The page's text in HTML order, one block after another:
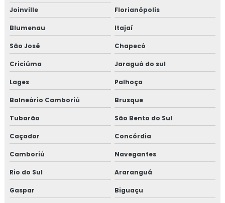
Joinville
Florianópolis
Blumenau Itajaí
São José Chapecó
Criciúma Jaraguá do sul
Lages Palhoça
Balneário Camboriú Brusque
Tubarão São Bento do Sul
Caçador Concórdia
Camboriú Navegantes
Rio do Sul Araranguá
Gaspar Biguaçu